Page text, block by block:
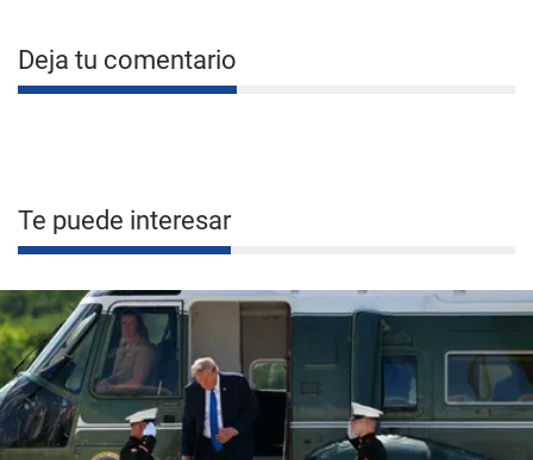
Deja tu comentario
Te puede interesar